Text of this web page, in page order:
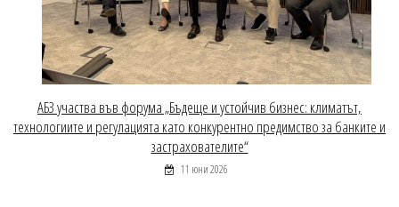
АБЗ участва във форума „Бъдеще и устойчив бизнес: климатът,
технологиите и регулацията като конкурентно предимство за банките и
застрахователите“
11 юни 2026